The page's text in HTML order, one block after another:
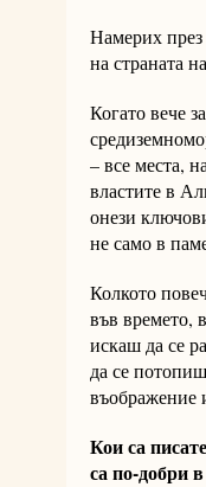
Намерих през
на страната
Когато вече
– все места,
властите в
онези
не само в
Колкото
във времето,
искаш да се
да се
въображение
Кои са
са по-добри